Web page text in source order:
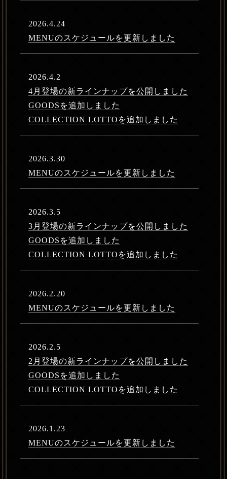
2026.4.24
MENUのスケジュールを更新しました
2026.4.2
4月登場の新ラインナップを公開しました
GOODSを追加しました
COLLECTION LOTTOを追加しました
2026.3.30
MENUのスケジュールを更新しました
2026.3.5
3月登場の新ラインナップを公開しました
GOODSを追加しました
COLLECTION LOTTOを追加しました
2026.2.20
MENUのスケジュールを更新しました
2026.2.5
2月登場の新ラインナップを公開しました
GOODSを追加しました
COLLECTION LOTTOを追加しました
2026.1.23
MENUのスケジュールを更新しました